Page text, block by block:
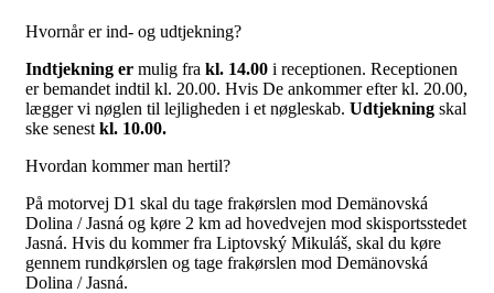
Hvornår er ind- og udtjekning?
Indtjekning er mulig fra kl. 14.00 i receptionen. Receptionen
er bemandet indtil kl. 20.00. Hvis De ankommer efter kl. 20.00,
lægger vi nøglen til lejligheden i et nøgleskab. Udtjekning skal
ske senest kl. 10.00.
Hvordan kommer man hertil?
På motorvej D1 skal du tage frakørslen mod Demänovská
Dolina / Jasná og køre 2 km ad hovedvejen mod skisportsstedet
Jasná. Hvis du kommer fra Liptovský Mikuláš, skal du køre
gennem rundkørslen og tage frakørslen mod Demänovská
Dolina / Jasná.